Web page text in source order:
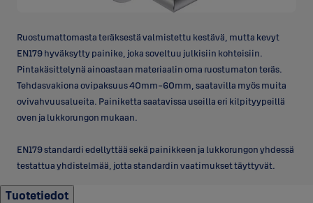
Ruostumattomasta teräksestä valmistettu kestävä, mutta kevyt
EN179 hyväksytty painike, joka soveltuu julkisiin kohteisiin.
Pintakäsittelynä ainoastaan materiaalin oma ruostumaton teräs.
Tehdasvakiona ovipaksuus 40mm-60mm, saatavilla myös muita
ovivahvuusalueita. Painiketta saatavissa useilla eri kilpityypeillä
oven ja lukkorungon mukaan.
EN179 standardi edellyttää sekä painikkeen ja lukkorungon yhdessä
testattua yhdistelmää, jotta standardin vaatimukset täyttyvät.
Tuotetiedot